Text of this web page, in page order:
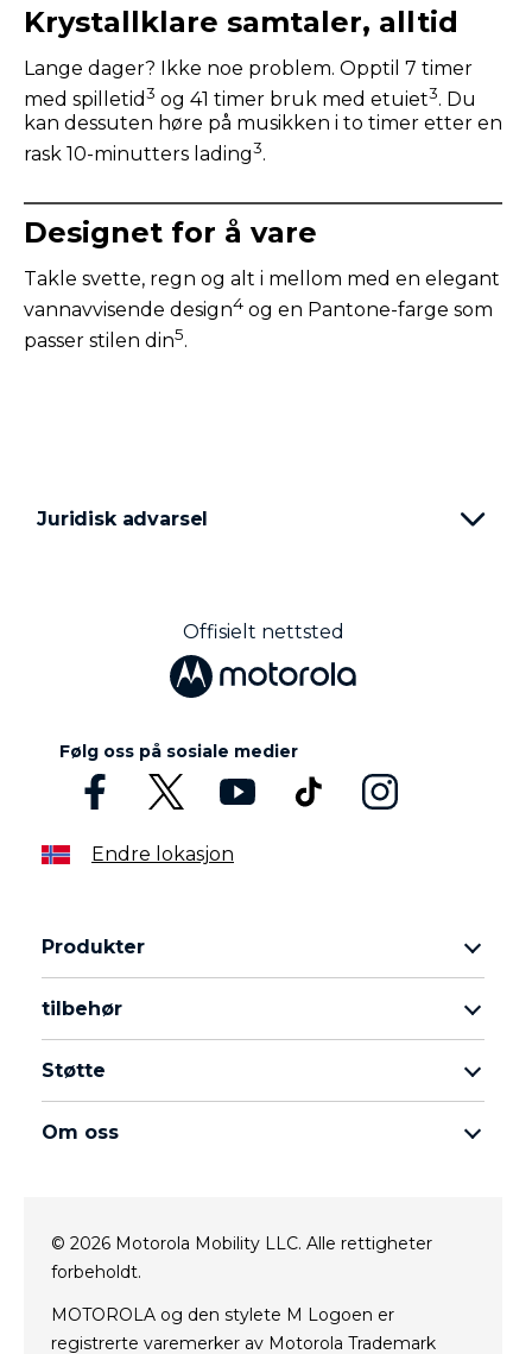
Krystallklare samtaler, alltid
Lange dager? Ikke noe problem. Opptil 7 timer
med spilletid3 og 41 timer bruk med etuiet3. Du
kan dessuten høre på musikken i to timer etter en
rask 10-minutters lading3.
Designet for å vare
Takle svette, regn og alt i mellom med en elegant
vannavvisende design4 og en Pantone-farge som
passer stilen din5.
Juridisk advarsel
Offisielt nettsted
Følg oss på sosiale medier
Endre lokasjon
Produkter
Moto G Familie
thinkphone 25 by motorola
tilbehør
moto tag
Støtte
Repair Status
Rescue and Smart Assistant Tool
Om oss
Salgsvilkår
Vilkår for bruk
Nettside personvern
Innovasjon
© 2026 Motorola Mobility LLC. Alle rettigheter
forbeholdt.
MOTOROLA og den stylete M Logoen er
registrerte varemerker av Motorola Trademark